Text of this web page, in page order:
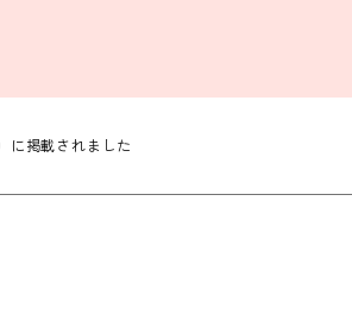
に掲載されました